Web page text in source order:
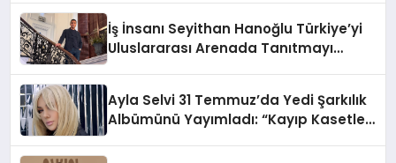
İş İnsanı Seyithan Hanoğlu Türkiye’yi
Uluslararası Arenada Tanıtmayı
Ayla Selvi 31 Temmuz’da Yedi Şarkılık
Albümünü Yayımladı: “Kayıp Kasetler